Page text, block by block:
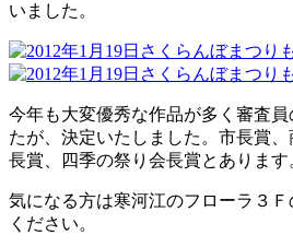
いました。
今年も大変優秀な作品が多く審査
たが、決定いたしました。市長賞
長賞、四季の祭り会長賞とあります
気になる方は寒河江のフローラ３
ください。